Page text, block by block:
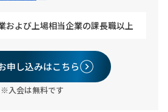
および上場相当企業の課長職以上
申し込みはこちら
※入会は無料です